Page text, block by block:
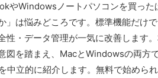
やWindowsノートパソコンを買っ
」は悩みどころです。標準機能だけ
性・データ管理が一気に改善します
図を踏まえ、MacとWindowsの両方
中立的に紹介します。無料で始めら